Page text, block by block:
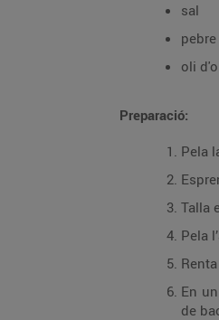
sal
oli
Preparació:
Pela
Talla
Pela
En
de